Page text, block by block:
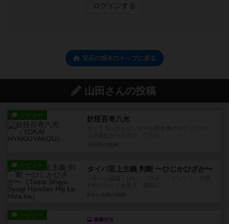
ログインする
宝石の煌きのトップに戻る
山田さんの投稿
レビュー 妖怪百奇八光
レビュー タイパ至上主義 判断 〜ひじかひざか〜
レビュー
画像付き